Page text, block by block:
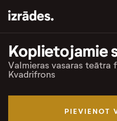
Koplietojamie
Valmieras vasaras teātra
Kvadrifrons
PIEVIENOT